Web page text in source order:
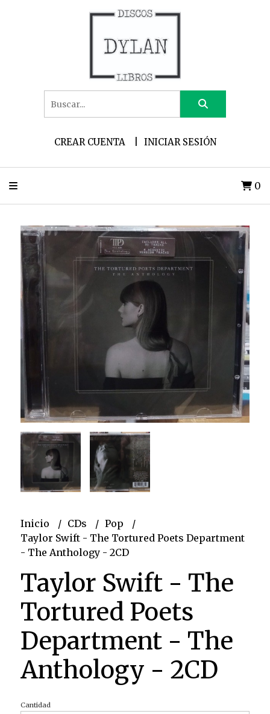
CREAR CUENTA INICIAR SESIÓN
0
Inicio CDs
Pop
Taylor Swift - The Tortured Poets Department
- The Anthology - 2CD
Taylor Swift - The
Tortured Poets
Department - The
Anthology - 2CD
Cantidad